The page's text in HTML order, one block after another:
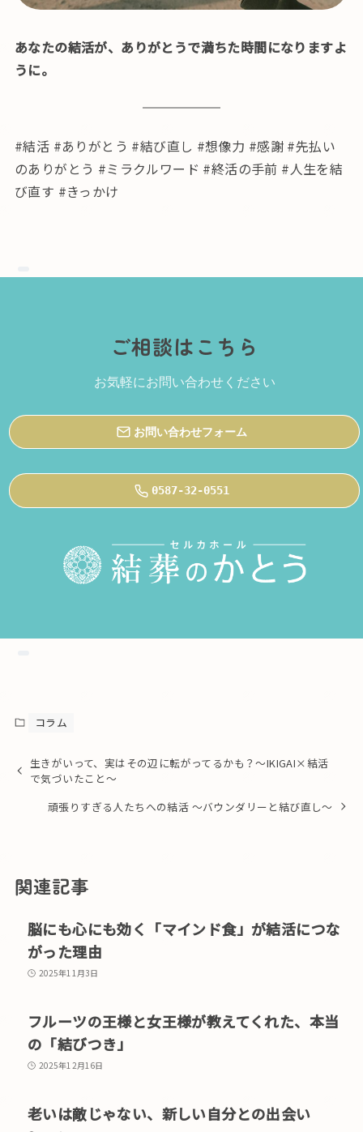
あなたの結活が、ありがとうで満ちた時間になりますよ
うに。
#結活 #ありがとう #結び直し #想像力 #感謝 #先払い
のありがとう #ミラクルワード #終活の手前 #人生を結
び直す #きっかけ
ご相談はこちら
お気軽にお問い合わせください
お問い合わせフォーム
0587-32-0551
コラム
生きがいって、実はその辺に転がってるかも？〜IKIGAI×結活
で気づいたこと〜
頑張りすぎる人たちへの結活 〜バウンダリーと結び直し〜
関連記事
脳にも心にも効く「マインド食」が結活につな
がった理由
2025年11月3日
フルーツの王様と女王様が教えてくれた、本当
の「結びつき」
2025年12月16日
老いは敵じゃない、新しい自分との出会い